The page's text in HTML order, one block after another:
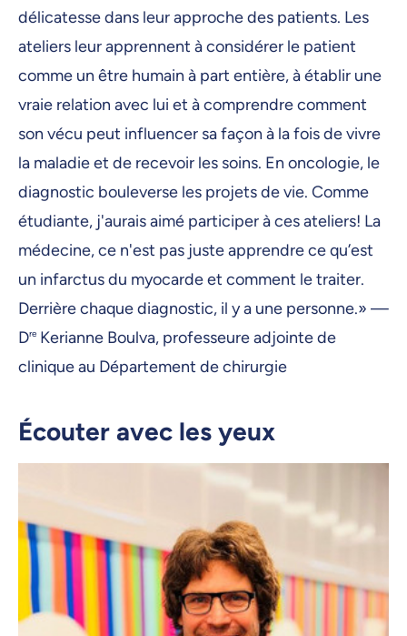
délicatesse dans leur approche des patients. Les
ateliers leur apprennent à considérer le patient
comme un être humain à part entière, à établir une
vraie relation avec lui et à comprendre comment
son vécu peut influencer sa façon à la fois de vivre
la maladie et de recevoir les soins. En oncologie, le
diagnostic bouleverse les projets de vie. Comme
étudiante, j'aurais aimé participer à ces ateliers! La
médecine, ce n'est pas juste apprendre ce qu’est
un infarctus du myocarde et comment le traiter.
Derrière chaque diagnostic, il y a une personne.» —
Dre Kerianne Boulva, professeure adjointe de
clinique au Département de chirurgie
Écouter avec les yeux